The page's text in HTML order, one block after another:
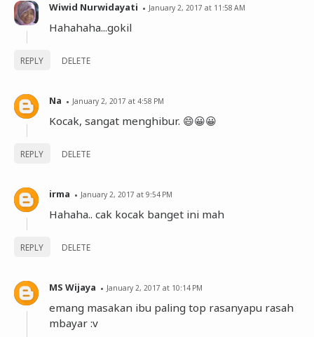
Wiwid Nurwidayati January 2, 2017 at 11:58 AM
Hahahaha...gokil
REPLY DELETE
Na January 2, 2017 at 4:58 PM
Kocak, sangat menghibur. 😄😀😀
REPLY DELETE
irma January 2, 2017 at 9:54 PM
Hahaha.. cak kocak banget ini mah
REPLY DELETE
MS Wijaya January 2, 2017 at 10:14 PM
emang masakan ibu paling top rasanyapu rasah
mbayar :v